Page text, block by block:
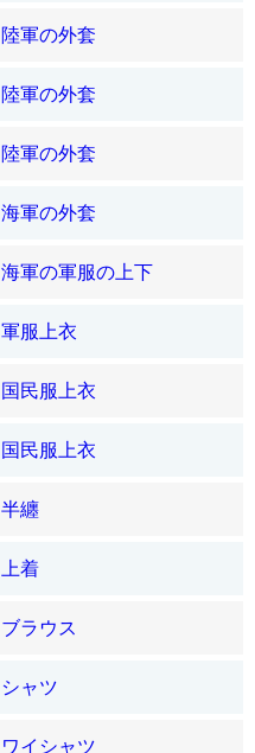
陸軍の外套
陸軍の外套
陸軍の外套
海軍の外套
海軍の軍服の上下
軍服上衣
国民服上衣
国民服上衣
半纏
上着
ブラウス
シャツ
ワイシャツ